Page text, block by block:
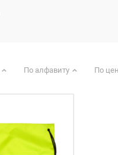
По алфавиту По